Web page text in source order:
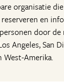
organisatie
en
door de
Angeles, San
West-Amerika.